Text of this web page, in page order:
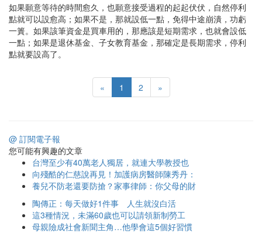
如果願意等待的時間愈久，也願意接受過程的起起伏伏，自然停利
點就可以設愈高；如果不是，那就設低一點，免得中途崩潰，功虧
一簣。如果該筆資金是買車用的，那應該是短期需求，也就會設低
一點；如果是退休基金、子女教育基金，那確定是長期需求，停利
點就要設高了。
« 1 2 »
@ 訂閱電子報
您可能有興趣的文章
台灣至少有40萬老人獨居，就連大學教授也
向殘酷的仁慈說再見！加護病房醫師陳秀丹：
養兒不防老還要防搶？家事律師：你父母的財
陶傳正：每天做好1件事 人生就沒白活
這3種情況，未滿60歲也可以請領新制勞工
母親險成社會新聞主角…他學會這5個好習慣